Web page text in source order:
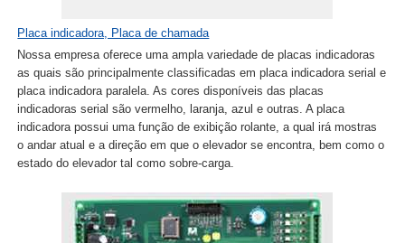
Placa indicadora, Placa de chamada
Nossa empresa oferece uma ampla variedade de placas indicadoras
as quais são principalmente classificadas em placa indicadora serial e
placa indicadora paralela. As cores disponíveis das placas
indicadoras serial são vermelho, laranja, azul e outras. A placa
indicadora possui uma função de exibição rolante, a qual irá mostras
o andar atual e a direção em que o elevador se encontra, bem como o
estado do elevador tal como sobre-carga.